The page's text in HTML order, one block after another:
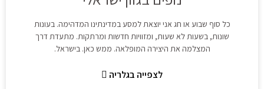
כל סוף שבוע או חג אני יוצאת למסע במדינתינו המדהימה. בעונות
שונות, בשעות לא שעות, ומזוויות חדשות ומרתקות. מתעדת דרך
המצלמה את היצירה המופלאה. ממש כאן. בישראל.
לצפייה בגלריה